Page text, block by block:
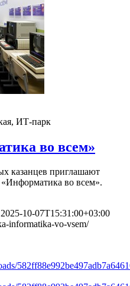
ИТ-парк
во всем»
казанцев приглашают
во всем».
2025-10-07T15:31:00+03:00
informatika-vo-vsem/